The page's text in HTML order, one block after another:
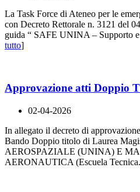
La Task Force di Ateneo per le
con Decreto Rettorale n. 3121 del
guida “ SAFE UNINA – Supporto e
tutto]
Approvazione atti Doppio
02-04-2026
In allegato il decreto di
Bando Doppio titolo di Laurea
AEROSPAZIALE (UNINA) E
AERONAUTICA (Escuela